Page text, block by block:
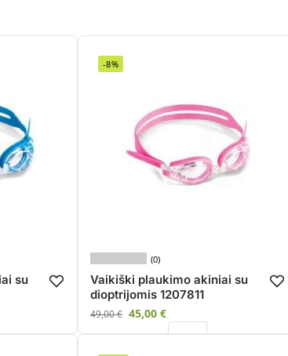
su
-8%
(0)
Vaikiški plaukimo akiniai su
dioptrijomis 1207811
49,00€ 45,00 €